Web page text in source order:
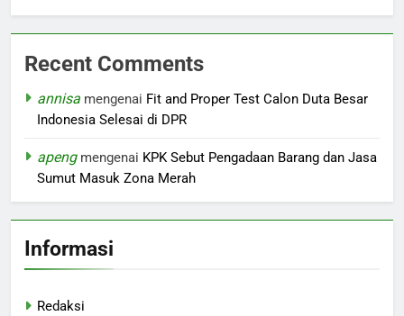
Recent Comments
annisa mengenai Fit and Proper Test Calon Duta Besar
Indonesia Selesai di DPR
apengmengenai KPK Sebut Pengadaan Barang dan Jasa
Sumut Masuk Zona Merah
Informasi
Redaksi